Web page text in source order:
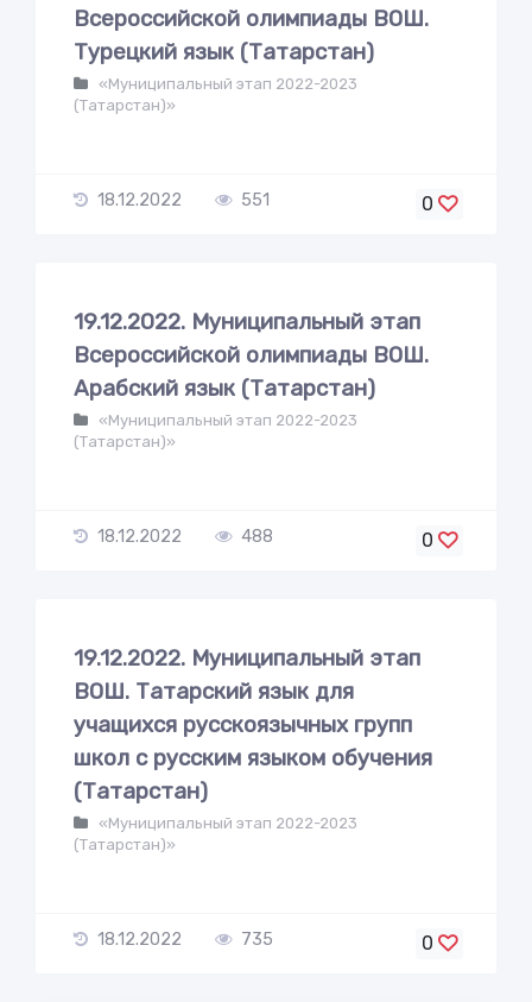
Всероссийской олимпиады ВОШ.
Турецкий язык (Татарстан)
«Муниципальный этап 2022-2023
(Татарстан)»
18.12.2022 551 0
19.12.2022. Муниципальный этап
Всероссийской олимпиады ВОШ.
Арабский язык (Татарстан)
«Муниципальный этап 2022-2023
(Татарстан)»
18.12.2022 488 0
19.12.2022. Муниципальный этап
ВОШ. Татарский язык для
учащихся русскоязычных групп
школ с русским языком обучения
(Татарстан)
«Муниципальный этап 2022-2023
(Татарстан)»
18.12.2022 735 0